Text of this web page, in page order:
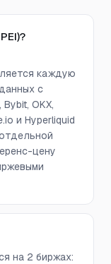
каждую
с
OKX,
и Hyperliquid
цену
на 2 биржах: